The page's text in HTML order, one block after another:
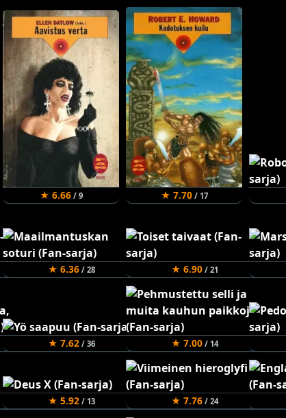
★ 6.66/ 9 ★ 7.70/ 17
★ 6.36/ 28 ★ 6.90/ 21
★ 7.62/ 36 ★ 7.00/ 14
★ 5.92/ 13 ★ 7.76/ 24